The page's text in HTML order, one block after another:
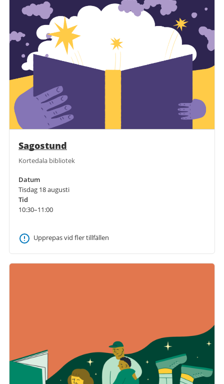
Sagostund
Kortedala bibliotek
Datum
Tisdag 18 augusti
Tid
10:30–11:00
Upprepas vid fler tillfällen